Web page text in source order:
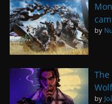
by
The
by